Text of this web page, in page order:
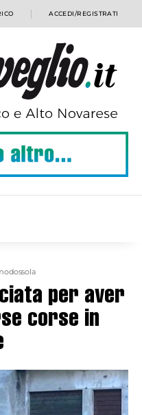
ACCEDI/REGISTRATI
per aver
corse in